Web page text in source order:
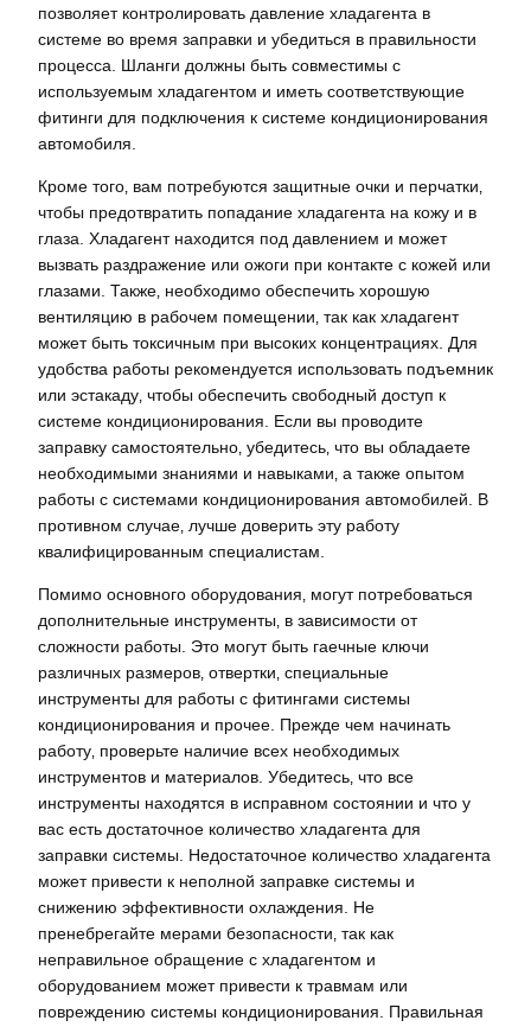
позволяет контролировать давление хладагента в
системе во время заправки и убедиться в правильности
процесса. Шланги должны быть совместимы с
используемым хладагентом и иметь соответствующие
фитинги для подключения к системе кондиционирования
автомобиля.
Кроме того‚ вам потребуются защитные очки и перчатки‚
чтобы предотвратить попадание хладагента на кожу и в
глаза. Хладагент находится под давлением и может
вызвать раздражение или ожоги при контакте с кожей или
глазами. Также‚ необходимо обеспечить хорошую
вентиляцию в рабочем помещении‚ так как хладагент
может быть токсичным при высоких концентрациях. Для
удобства работы рекомендуется использовать подъемник
или эстакаду‚ чтобы обеспечить свободный доступ к
системе кондиционирования. Если вы проводите
заправку самостоятельно‚ убедитесь‚ что вы обладаете
необходимыми знаниями и навыками‚ а также опытом
работы с системами кондиционирования автомобилей. В
противном случае‚ лучше доверить эту работу
квалифицированным специалистам.
Помимо основного оборудования‚ могут потребоваться
дополнительные инструменты‚ в зависимости от
сложности работы. Это могут быть гаечные ключи
различных размеров‚ отвертки‚ специальные
инструменты для работы с фитингами системы
кондиционирования и прочее. Прежде чем начинать
работу‚ проверьте наличие всех необходимых
инструментов и материалов. Убедитесь‚ что все
инструменты находятся в исправном состоянии и что у
вас есть достаточное количество хладагента для
заправки системы. Недостаточное количество хладагента
может привести к неполной заправке системы и
снижению эффективности охлаждения. Не
пренебрегайте мерами безопасности‚ так как
неправильное обращение с хладагентом и
оборудованием может привести к травмам или
повреждению системы кондиционирования. Правильная